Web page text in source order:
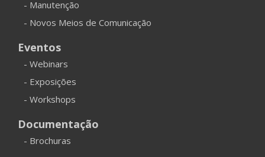
- Manutenção
- Novos Meios de Comunicação
Eventos
- Webinars
- Exposições
- Workshops
Documentação
- Brochuras